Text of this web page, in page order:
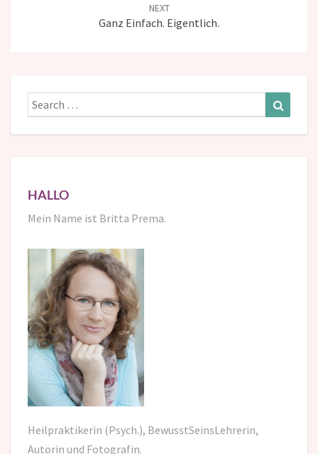
NEXT
Ganz Einfach. Eigentlich.
Search
for:
HALLO
Mein Name ist Britta Prema.
Heilpraktikerin (Psych.), BewusstSeinsLehrerin,
Autorin und Fotografin.